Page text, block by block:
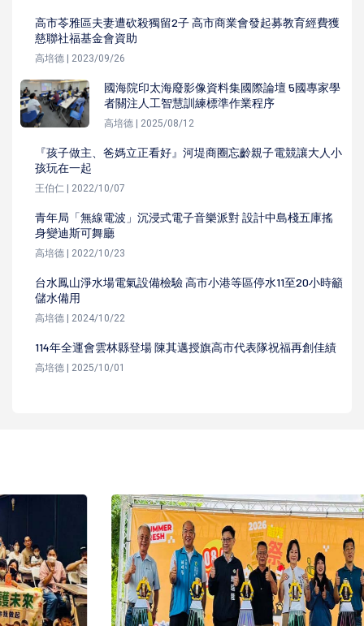
高市苓雅區夫妻遭砍殺獨留2子 高市商業會發起募教育經費獲
慈聯社福基金會資助
高培德 | 2023/09/26
國海院印太海廢影像資料集國際論壇 5國專家學
者關注人工智慧訓練標準作業程序
高培德 | 2025/08/12
『孩子做主、爸媽立正看好』河堤商圈忘齡親子電競讓大人小
孩玩在一起
王伯仁 | 2022/10/07
青年局「無線電波」沉浸式電子音樂派對 設計中島棧五庫搖
身變迪斯可舞廳
高培德 | 2022/10/23
台水鳳山淨水場電氣設備檢驗 高市小港等區停水11至20小時籲
儲水備用
高培德 | 2024/10/22
114年全運會雲林縣登場 陳其邁授旗高市代表隊祝福再創佳績
高培德 | 2025/10/01